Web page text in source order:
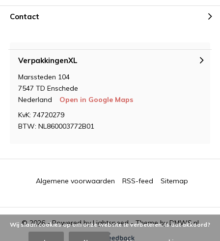
Contact
VerpakkingenXL
Marssteden 104
7547 TD Enschede
Nederland
Open in Google Maps
KvK: 74720279
BTW: NL860003772B01
© 2026 - Powered byLightspeed- Theme byDMWS.nl
Algemene voorwaarden RSS-feed Sitemap
Wij slaan cookies op om onze website te verbeteren. Is dat akkoord?